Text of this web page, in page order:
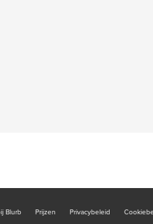
Blurb Prijzen Privacybeleid